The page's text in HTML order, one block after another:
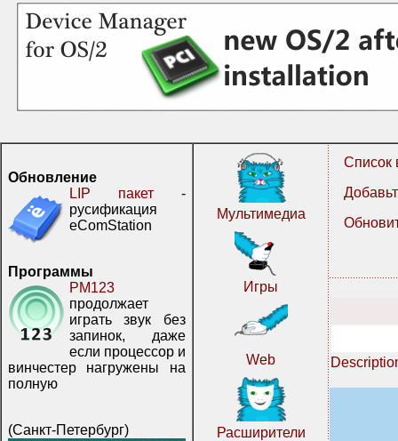
Обновление
LIP пакет -
русификация
eComStation
Программы
PM123
продолжает
играть звук без
запинок, даже
если процессор и
винчестер нагружены на
полную
(Санкт-Петербург)
Мультимедиа
Игры
Web
Расширители
Список